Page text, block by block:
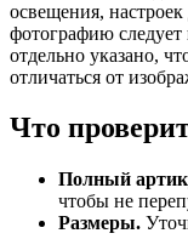
освещения,
фотографию
отдельно указано,
отличаться от
Что
Полный
чтобы не
Размеры.